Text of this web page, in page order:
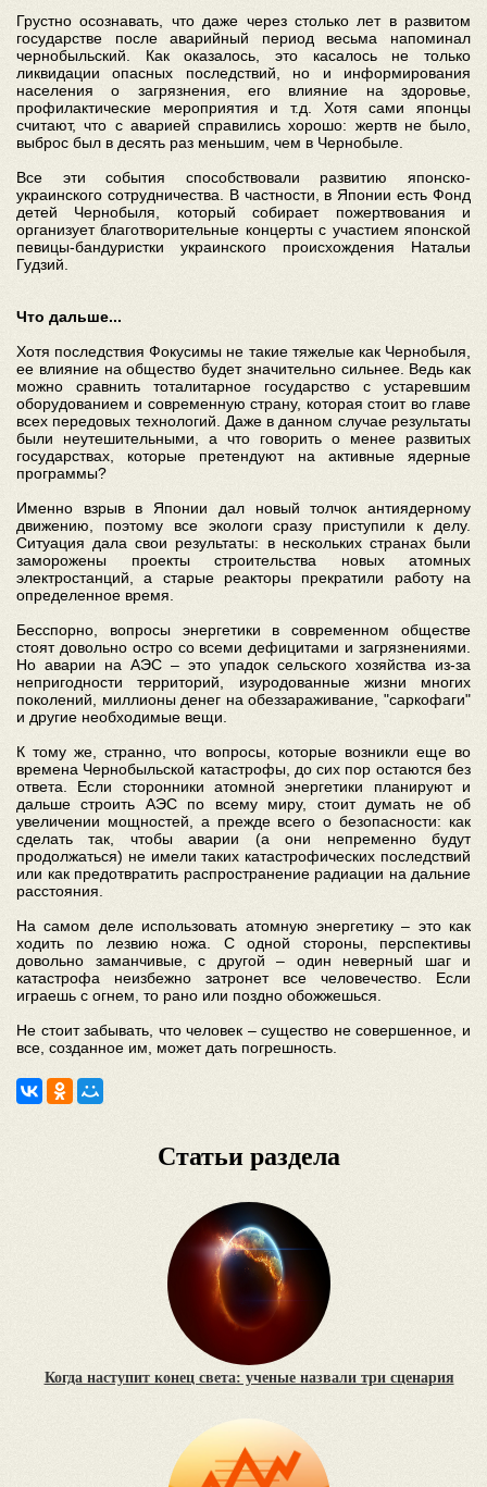
Грустно осознавать, что даже через столько лет в развитом
государстве после аварийный период весьма напоминал
чернобыльский. Как оказалось, это касалось не только
ликвидации опасных последствий, но и информирования
населения о загрязнения, его влияние на здоровье,
профилактические мероприятия и т.д. Хотя сами японцы
считают, что с аварией справились хорошо: жертв не было,
выброс был в десять раз меньшим, чем в Чернобыле.
Все эти события способствовали развитию японско-
украинского сотрудничества. В частности, в Японии есть Фонд
детей Чернобыля, который собирает пожертвования и
организует благотворительные концерты с участием японской
певицы-бандуристки украинского происхождения Натальи
Гудзий.
Что дальше...
Хотя последствия Фокусимы не такие тяжелые как Чернобыля,
ее влияние на общество будет значительно сильнее. Ведь как
можно сравнить тоталитарное государство с устаревшим
оборудованием и современную страну, которая стоит во главе
всех передовых технологий. Даже в данном случае результаты
были неутешительными, а что говорить о менее развитых
государствах, которые претендуют на активные ядерные
программы?
Именно взрыв в Японии дал новый толчок антиядерному
движению, поэтому все экологи сразу приступили к делу.
Ситуация дала свои результаты: в нескольких странах были
заморожены проекты строительства новых атомных
электростанций, а старые реакторы прекратили работу на
определенное время.
Бесспорно, вопросы энергетики в современном обществе
стоят довольно остро со всеми дефицитами и загрязнениями.
Но аварии на АЭС – это упадок сельского хозяйства из-за
непригодности территорий, изуродованные жизни многих
поколений, миллионы денег на обеззараживание, "саркофаги"
и другие необходимые вещи.
К тому же, странно, что вопросы, которые возникли еще во
времена Чернобыльской катастрофы, до сих пор остаются без
ответа. Если сторонники атомной энергетики планируют и
дальше строить АЭС по всему миру, стоит думать не об
увеличении мощностей, а прежде всего о безопасности: как
сделать так, чтобы аварии (а они непременно будут
продолжаться) не имели таких катастрофических последствий
или как предотвратить распространение радиации на дальние
расстояния.
На самом деле использовать атомную энергетику – это как
ходить по лезвию ножа. С одной стороны, перспективы
довольно заманчивые, с другой – один неверный шаг и
катастрофа неизбежно затронет все человечество. Если
играешь с огнем, то рано или поздно обожжешься.
Не стоит забывать, что человек – существо не совершенное, и
все, созданное им, может дать погрешность.
Статьи раздела
Когда наступит конец света: ученые назвали три сценария